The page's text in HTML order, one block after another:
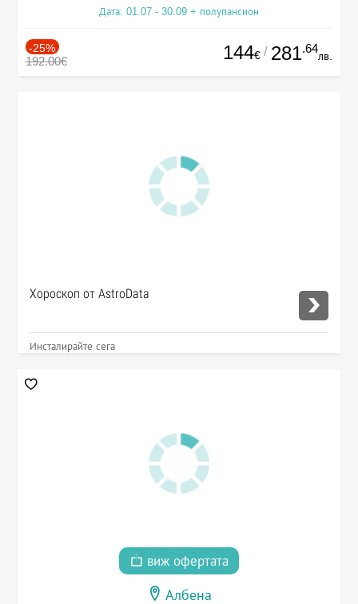
Дата: 01.07 - 30.09 + полупансион
-25%
192.00€ 144€ / 281.64
лв.
Хороскоп от AstroData
Инсталирайте сега
виж офертата
Албена